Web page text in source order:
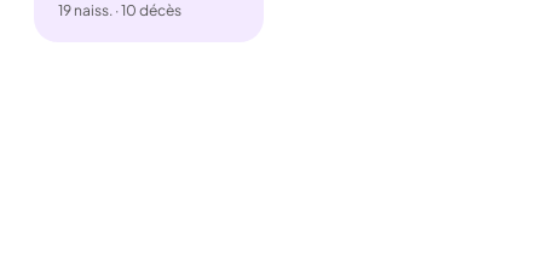
19 naiss. · 10 décès